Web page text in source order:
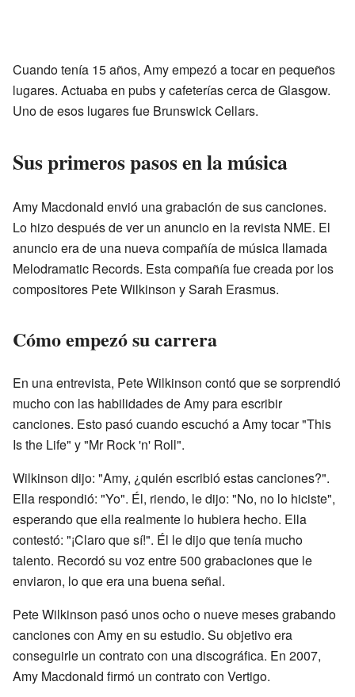
Cuando tenía 15 años, Amy empezó a tocar en pequeños
lugares. Actuaba en pubs y cafeterías cerca de Glasgow.
Uno de esos lugares fue Brunswick Cellars.
Sus primeros pasos en la música
Amy Macdonald envió una grabación de sus canciones.
Lo hizo después de ver un anuncio en la revista NME. El
anuncio era de una nueva compañía de música llamada
Melodramatic Records. Esta compañía fue creada por los
compositores Pete Wilkinson y Sarah Erasmus.
Cómo empezó su carrera
En una entrevista, Pete Wilkinson contó que se sorprendió
mucho con las habilidades de Amy para escribir
canciones. Esto pasó cuando escuchó a Amy tocar "This
Is the Life" y "Mr Rock 'n' Roll".
Wilkinson dijo: "Amy, ¿quién escribió estas canciones?".
Ella respondió: "Yo". Él, riendo, le dijo: "No, no lo hiciste",
esperando que ella realmente lo hubiera hecho. Ella
contestó: "¡Claro que sí!". Él le dijo que tenía mucho
talento. Recordó su voz entre 500 grabaciones que le
enviaron, lo que era una buena señal.
Pete Wilkinson pasó unos ocho o nueve meses grabando
canciones con Amy en su estudio. Su objetivo era
conseguirle un contrato con una discográfica. En 2007,
Amy Macdonald firmó un contrato con Vertigo.